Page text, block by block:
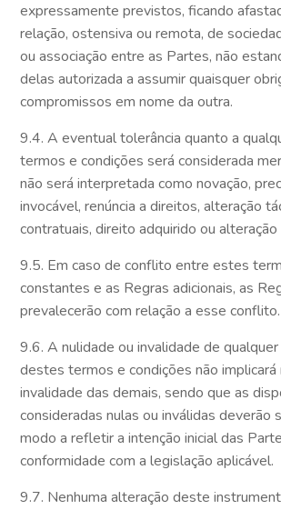
expressamente previstos, ficando
relação, ostensiva ou remota, de
ou associação entre as Partes, não
delas autorizada a assumir quaisquer
compromissos em nome da outra.
9.4. A eventual tolerância quanto a
termos e condições será considerada
não será interpretada como novação,
invocável, renúncia a direitos, alteração
contratuais, direito adquirido ou
9.5. Em caso de conflito entre estes
constantes e as Regras adicionais, as
prevalecerão com relação a esse conflito.
9.6. A nulidade ou invalidade de
destes termos e condições não implicará
invalidade das demais, sendo que as
consideradas nulas ou inválidas deverão
modo a refletir a intenção inicial das
conformidade com a legislação aplicável.
9.7. Nenhuma alteração deste